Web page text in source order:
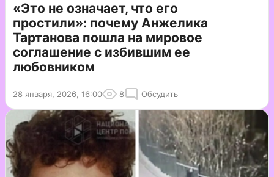
«Это не означает, что его
простили»: почему Анжелика
Тартанова пошла на мировое
соглашение с избившим ее
любовником
28 января, 2026, 16:00 8 Обсудить